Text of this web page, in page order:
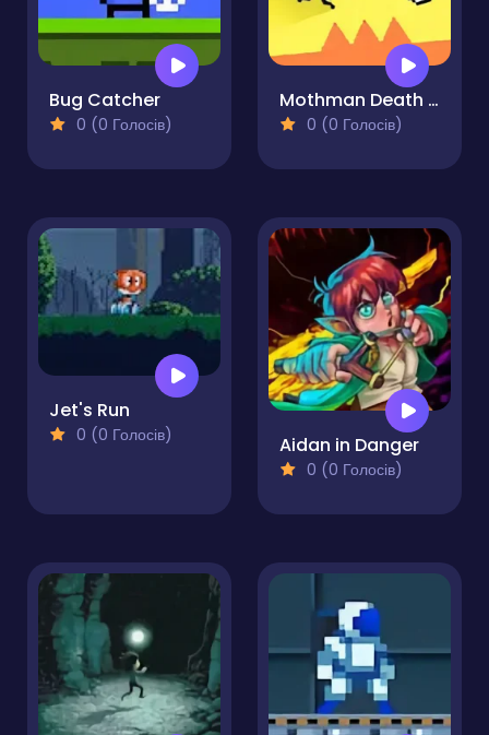
Bug Catcher
0 (0 Голосів)
Mothman Death Troll Game
0 (0 Голосів)
Jet's Run
0 (0 Голосів) Aidan in Danger
0 (0 Голосів)